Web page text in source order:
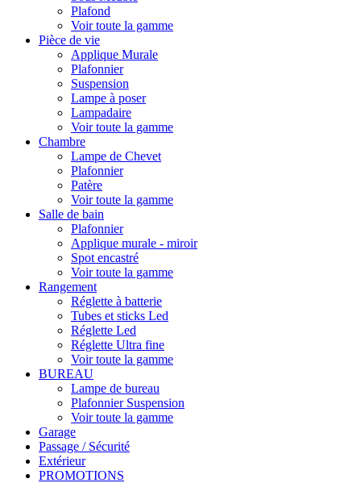
Plafond
Voir toute la gamme
Pièce de vie
Applique Murale
Plafonnier
Suspension
Lampe à poser
Lampadaire
Voir toute la gamme
Chambre
Lampe de Chevet
Plafonnier
Patère
Voir toute la gamme
Salle de bain
Plafonnier
Applique murale - miroir
Spot encastré
Voir toute la gamme
Rangement
Réglette à batterie
Tubes et sticks Led
Réglette Led
Réglette Ultra fine
Voir toute la gamme
BUREAU
Lampe de bureau
Plafonnier Suspension
Voir toute la gamme
Garage
Passage / Sécurité
Extérieur
PROMOTIONS